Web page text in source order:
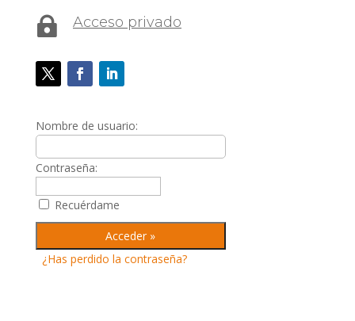
 Acceso privado
Nombre de usuario:
Contraseña:
Recuérdame
¿Has perdido la contraseña?